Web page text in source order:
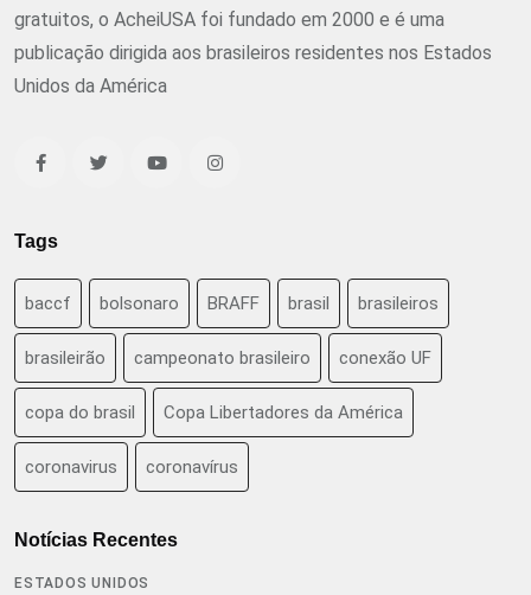
gratuitos, o AcheiUSA foi fundado em 2000 e é uma
publicação dirigida aos brasileiros residentes nos Estados
Unidos da América
Tags
baccf bolsonaro BRAFF brasil brasileiros
brasileirão campeonato brasileiro conexão UF
copa do brasil Copa Libertadores da América
coronavirus coronavírus
Notícias Recentes
ESTADOS UNIDOS